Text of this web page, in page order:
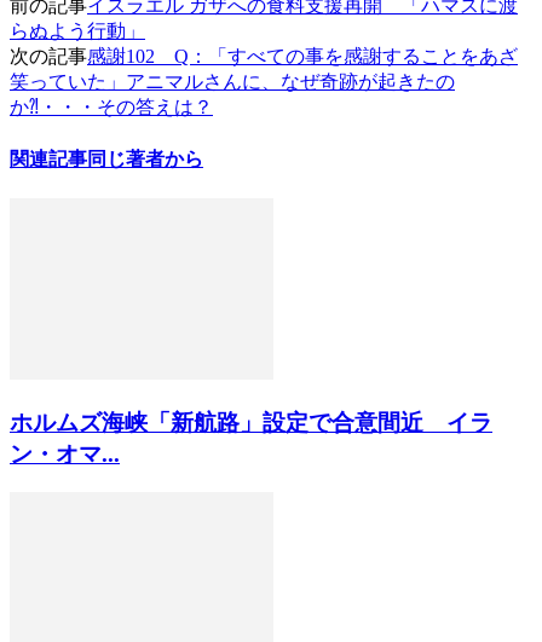
前の記事イスラエル ガザへの食料支援再開 「ハマスに渡
らぬよう行動」
次の記事感謝102 Q：「すべての事を感謝することをあざ
笑っていた」アニマルさんに、なぜ奇跡が起きたの
か⁈・・・その答えは？
関連記事同じ著者から
ホルムズ海峡「新航路」設定で合意間近 イラ
ン・オマ...